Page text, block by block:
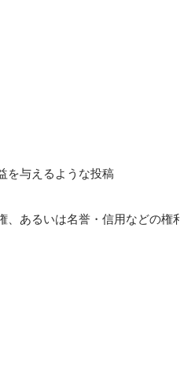
を与えるような投稿
あるいは名誉・信用などの権